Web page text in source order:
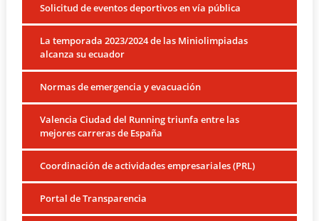
Solicitud de eventos deportivos en vía pública
La temporada 2023/2024 de las Miniolimpiadas
alcanza su ecuador
Normas de emergencia y evacuación
Valencia Ciudad del Running triunfa entre las
mejores carreras de España
Coordinación de actividades empresariales (PRL)
Portal de Transparencia